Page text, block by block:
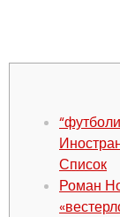
Список
Роман